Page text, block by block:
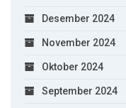
Desember 2024
November 2024
Oktober 2024
September 2024